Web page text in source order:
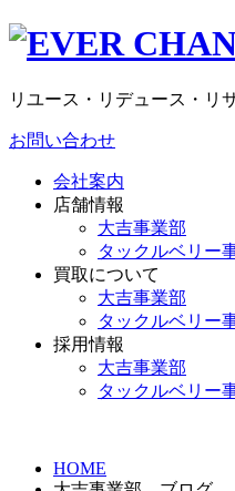
リユース・リデュース・リ
お問い合わせ
会社案内
店舗情報
大吉事業部
タックルベリー
買取について
大吉事業部
タックルベリー
採用情報
大吉事業部
タックルベリー
HOME